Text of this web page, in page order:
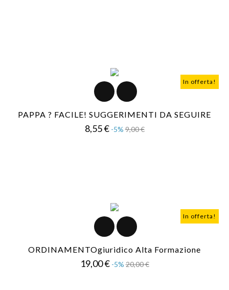
In offerta!
PAPPA ? FACILE! SUGGERIMENTI DA SEGUIRE
8,55 € Prezzo
-5% 9,00 €Prezzo
In offerta!
ORDINAMENTOgiuridico Alta Formazione
19,00 € Prezzo
-5% 20,00 €Prezzo